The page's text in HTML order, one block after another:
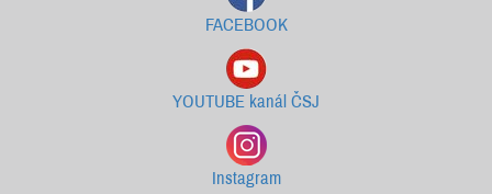
FACEBOOK
YOUTUBE kanál ČSJ
Instagram